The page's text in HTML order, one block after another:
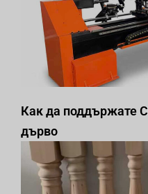
Как да поддържате
дърво